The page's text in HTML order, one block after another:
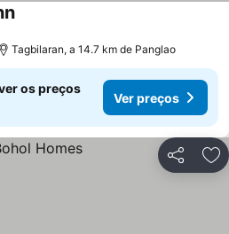
Tagbilaran, a 14.7 km de Panglao
os preços
Ver preços
Partilhar